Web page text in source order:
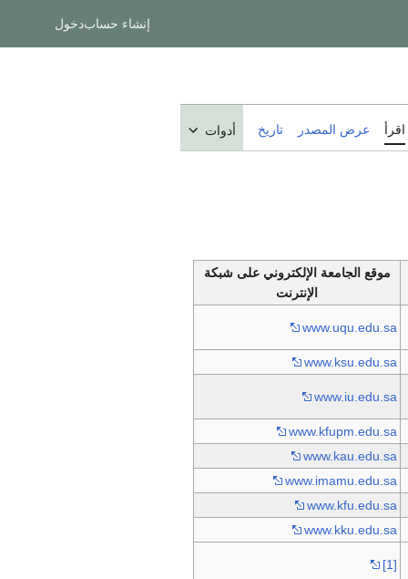
إنشاء حسابدخول
اقرأ عرض المصدر تاريخ أدوات
موقع الجامعة الإلكتروني على شبكة
الإنترنت
www.uqu.edu.sa
www.ksu.edu.sa
www.iu.edu.sa
www.kfupm.edu.sa
www.kau.edu.sa
www.imamu.edu.sa
www.kfu.edu.sa
www.kku.edu.sa
[1]